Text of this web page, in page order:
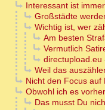
Interessant ist
Großstädte
Wichtig ist, wer
Am besten
Vermutlich
directupload.eu
Weil das
Nicht den Focus auf
Obwohl ich es
Das musst Du